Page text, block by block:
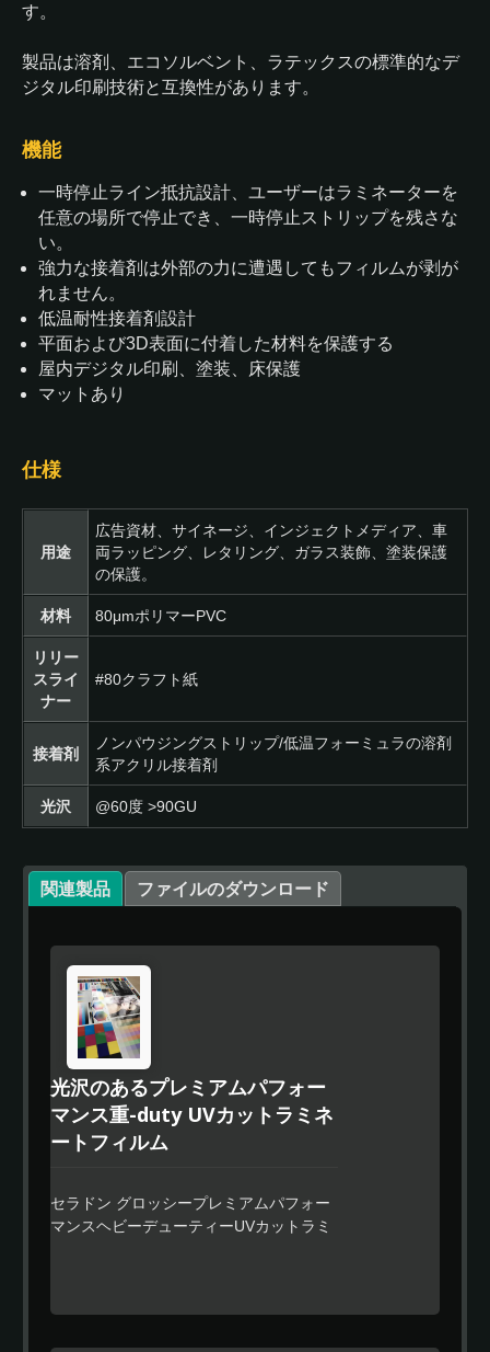
す。
製品は溶剤、エコソルベント、ラテックスの標準的なデ
ジタル印刷技術と互換性があります。
機能
一時停止ライン抵抗設計、ユーザーはラミネーターを
任意の場所で停止でき、一時停止ストリップを残さな
い。
強力な接着剤は外部の力に遭遇してもフィルムが剥が
れません。
低温耐性接着剤設計
平面および3D表面に付着した材料を保護する
屋内デジタル印刷、塗装、床保護
マットあり
仕様
用途
広告資材、サイネージ、インジェクトメディア、車
両ラッピング、レタリング、ガラス装飾、塗装保護
の保護。
材料 80μmポリマーPVC
リリー
スライ
ナー
#80クラフト紙
接着剤
ノンパウジングストリップ/低温フォーミュラの溶剤
系アクリル接着剤
光沢 @60度 >90GU
関連製品 ファイルのダウンロード
光沢のあるプレミアムパフォー
マンス重-duty UVカットラミネ
ートフィルム
セラドン グロッシープレミアムパフォー
マンスヘビーデューティーUVカットラミ
リアな0.3mmのポリマーピーエスシーラ